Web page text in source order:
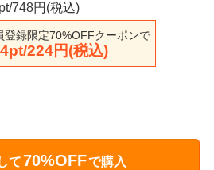
748円(税込)
登録限定70%OFFクーポンで
224円(税込)
て70%OFFで購入